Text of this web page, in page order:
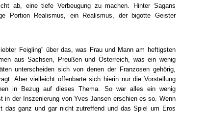
ab, eine tiefe Verbeugung zu machen. Hinter Sagans
Portion Realismus, ein Realismus, der bigotte Geister
Feigling" über das, was Frau und Mann am heftigsten
aus Sachsen, Preußen und Österreich, was ein wenig
unterscheiden sich von denen der Franzosen gehörig,
Aber vielleicht offenbarte sich hierin nur die Vorstellung
in Bezug auf dieses Thema. So war alles ein wenig
in der Inszenierung von Yves Jansen erschien es so. Wenn
das ganz und gar nicht zutreffend und das Spiel um Eros